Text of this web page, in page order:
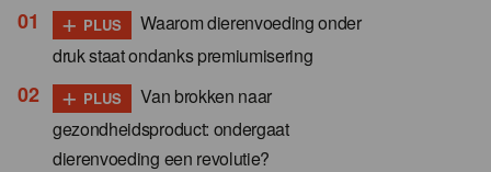
+ PLUS
Waarom dierenvoeding onder
druk staat ondanks premiumisering
+ PLUS
Van brokken naar
gezondheidsproduct: ondergaat
dierenvoeding een revolutie?